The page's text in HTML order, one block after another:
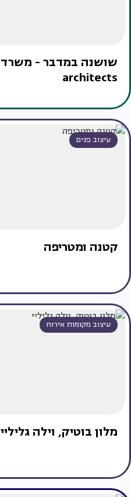
architects
עיצוב פנים
קטנה ומטריפה
עיצוב מקומות אירוח
מלון בוטיק, וילה גליליי